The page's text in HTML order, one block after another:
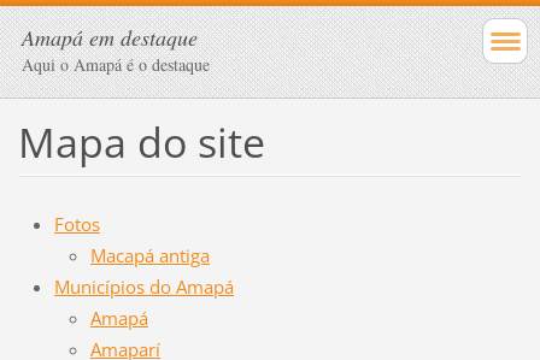
Amapá em destaque
Aqui o Amapá é o destaque
Mapa do site
Fotos
Macapá antiga
Municípios do Amapá
Amapá
Amaparí